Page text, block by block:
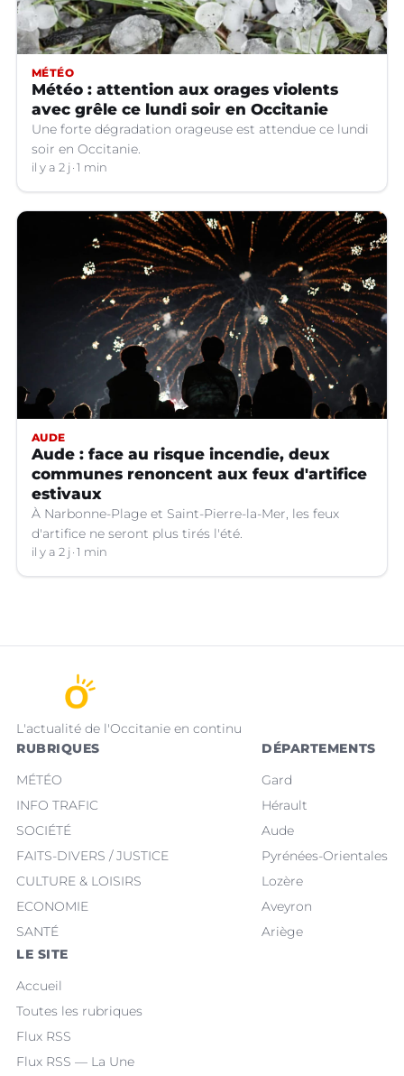
MÉTÉO
Météo : attention aux orages violents
avec grêle ce lundi soir en Occitanie
Une forte dégradation orageuse est attendue ce lundi
soir en Occitanie.
il y a 2 j 1 min
AUDE
Aude : face au risque incendie, deux
communes renoncent aux feux d'artifice
estivaux
À Narbonne-Plage et Saint-Pierre-la-Mer, les feux
d'artifice ne seront plus tirés l'été.
il y a 2 j 1 min
L'actualité de l'Occitanie en continu
RUBRIQUES
MÉTÉO
INFO TRAFIC
SOCIÉTÉ
FAITS-DIVERS / JUSTICE
CULTURE & LOISIRS
ECONOMIE
SANTÉ
DÉPARTEMENTS
Gard
Hérault
Aude
Pyrénées-Orientales
Lozère
Aveyron
Ariège
LE SITE
Accueil
Toutes les rubriques
Flux RSS
Flux RSS — La Une